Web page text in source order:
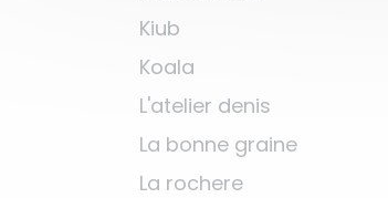
Kiub
Koala
L'atelier denis
La bonne graine
La rochere